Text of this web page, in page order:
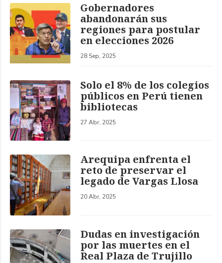
Gobernadores
abandonarán sus
regiones para postular
en elecciones 2026
28 Sep, 2025
Solo el 8% de los colegios
públicos en Perú tienen
bibliotecas
27 Abr, 2025
Arequipa enfrenta el
reto de preservar el
legado de Vargas Llosa
20 Abr, 2025
Dudas en investigación
por las muertes en el
Real Plaza de Trujillo